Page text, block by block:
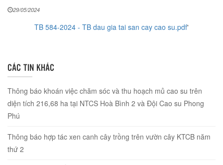
29/05/2024
TB 584-2024 - TB dau gia tai san cay cao su.pdf'
CÁC TIN KHÁC
Thông báo khoán việc chăm sóc và thu hoạch mủ cao su trên
diện tích 216,68 ha tại NTCS Hoà Bình 2 và Đội Cao su Phong
Phú
Thông báo hợp tác xen canh cây trồng trên vườn cây KTCB năm
thứ 2